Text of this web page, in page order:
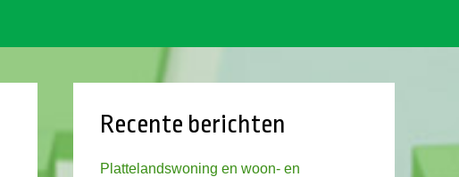
Recente berichten
Plattelandswoning en woon- en